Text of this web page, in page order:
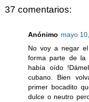
37 comentarios:
Anónimo mayo
No voy a negar
forma parte de la
había oído
cubano. Bien
primer bocadito
dulce o neutro